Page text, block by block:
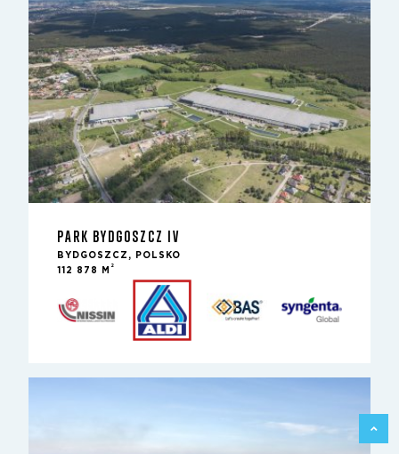
PARK BYDGOSZCZ IV
BYDGOSZCZ, POLSKO
112 878 M
2
ZPĚT